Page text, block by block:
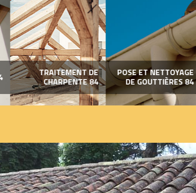
TRAITEMENT DE
CHARPENTE 84
POSE ET NETTOYAGE
DE GOUTTIÈRES 84